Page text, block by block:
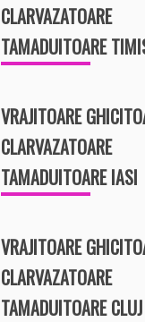
CLARVAZATOARE
TAMADUITOARE
VRAJITOARE
CLARVAZATOARE
TAMADUITOARE IASI
VRAJITOARE
CLARVAZATOARE
TAMADUITOARE CLUJ